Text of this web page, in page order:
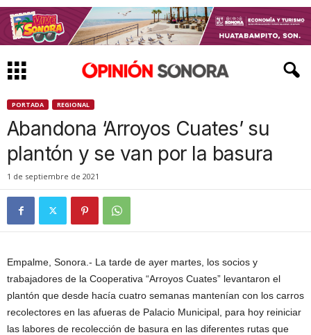
PORTADA REGIONAL
Abandona ‘Arroyos Cuates’ su
plantón y se van por la basura
1 de septiembre de 2021
Empalme, Sonora.- La tarde de ayer martes, los socios y
trabajadores de la Cooperativa “Arroyos Cuates” levantaron el
plantón que desde hacía cuatro semanas mantenían con los carros
recolectores en las afueras de Palacio Municipal, para hoy reiniciar
las labores de recolección de basura en las diferentes rutas que